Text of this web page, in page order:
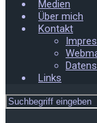
Medien
Über mich
Kontakt
Links